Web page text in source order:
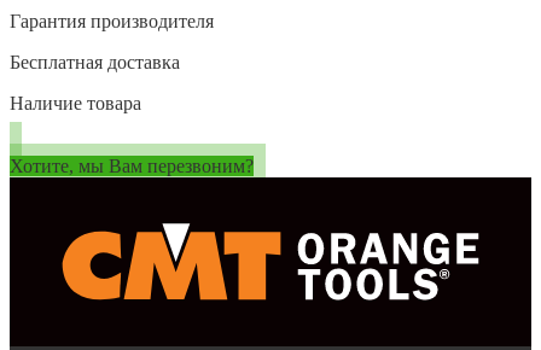
Гарантия производителя
Бесплатная доставка
Наличие товара
Хотите, мы Вам перезвоним?